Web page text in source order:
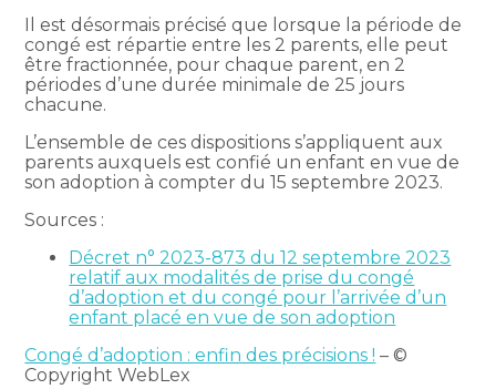
Il est désormais précisé que lorsque la période de
congé est répartie entre les 2 parents, elle peut
être fractionnée, pour chaque parent, en 2
périodes d’une durée minimale de 25 jours
chacune.
L’ensemble de ces dispositions s’appliquent aux
parents auxquels est confié un enfant en vue de
son adoption à compter du 15 septembre 2023.
Sources :
Décret n° 2023-873 du 12 septembre 2023
relatif aux modalités de prise du congé
d’adoption et du congé pour l’arrivée d’un
enfant placé en vue de son adoption
Congé d’adoption : enfin des précisions ! – ©
Copyright WebLex